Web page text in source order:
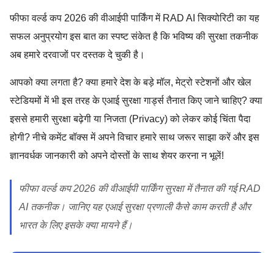
फीफा वर्ल्ड कप 2026 की वीआईपी पार्किंग में RAD AI सिक्योरिटी का यह
सफल अनुप्रयोग इस बात का स्पष्ट संकेत है कि भविष्य की सुरक्षा तकनीक
अब हमारे दरवाजों पर दस्तक दे चुकी है।
आपको क्या लगता है? क्या हमारे देश के बड़े मॉल, मेट्रो स्टेशनों और खेल
स्टेडियमों में भी इस तरह के एआई सुरक्षा गार्ड्स तैनात किए जाने चाहिए? क्या
इससे हमारी सुरक्षा बढ़ेगी या निजता (Privacy) को लेकर कोई चिंता पैदा
होगी? नीचे कमेंट बॉक्स में अपने विचार हमारे साथ जरूर साझा करें और इस
ज्ञानवर्धक जानकारी को अपने दोस्तों के साथ शेयर करना न भूलें!
फीफा वर्ल्ड कप 2026 की वीआईपी पार्किंग सुरक्षा में तैनात की गई RAD
AI तकनीक। जानिए यह एआई सुरक्षा प्रणाली कैसे काम करती है और
भारत के लिए इसके क्या मायने हैं।